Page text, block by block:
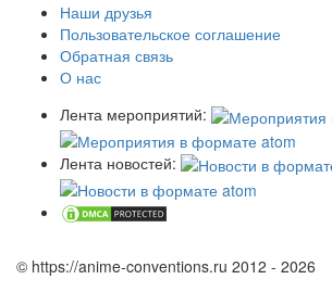
Наши друзья
Пользовательское соглашение
Обратная связь
О нас
Лента мероприятий:
Лента новостей:
© https://anime-conventions.ru 2012 - 2026